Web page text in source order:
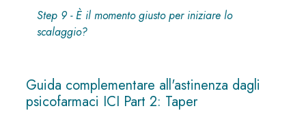
Step 9 - È il momento giusto per iniziare lo
scalaggio?
Guida complementare all'astinenza dagli
psicofarmaci ICI Part 2: Taper